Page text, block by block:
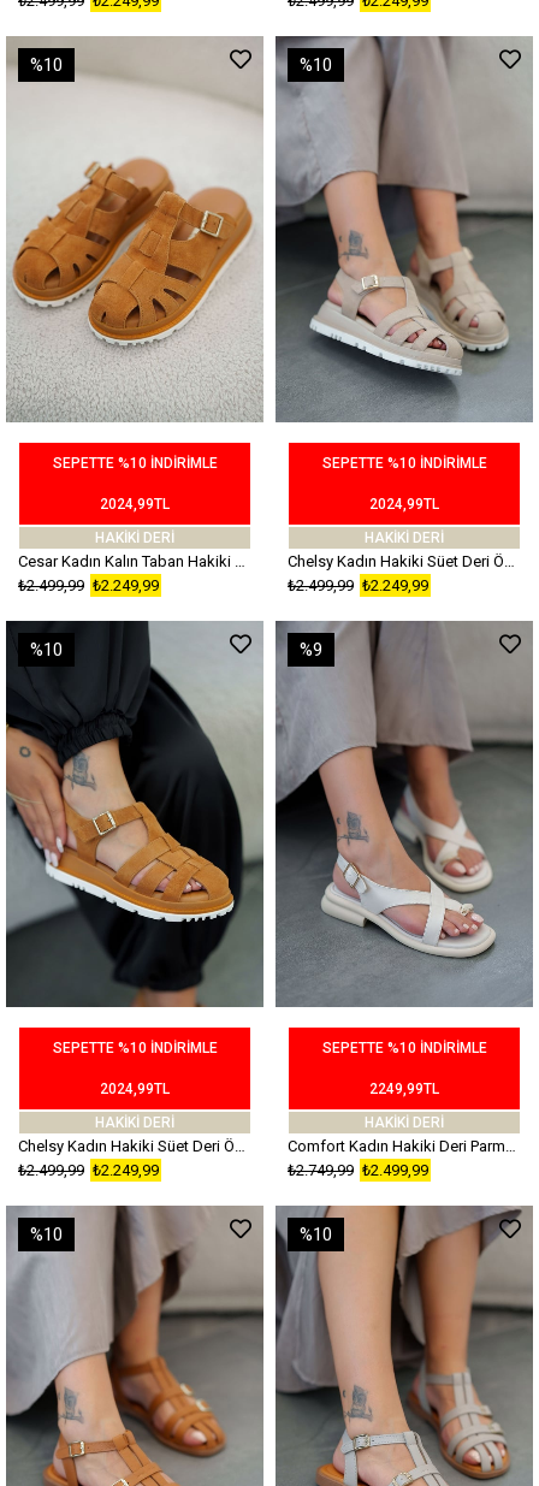
SEPETTE %10 İNDİRİMLE
2024,99TL
HAKİKİ DERİ
Cesar Kadın Kalın Taban Hakiki Süet Deri Terlik Taba
₺2.249,99
₺2.499,99
%10
SEPETTE %10 İNDİRİMLE
2024,99TL
HAKİKİ DERİ
Chelsy Kadın Hakiki Süet Deri Önü Kapalı Sandalet Bej
₺2.249,99
₺2.499,99
%10
SEPETTE %10 İNDİRİMLE
2024,99TL
HAKİKİ DERİ
Chelsy Kadın Hakiki Süet Deri Önü Kapalı Sandalet Taba
₺2.249,99
₺2.499,99
%10
SEPETTE %10 İNDİRİMLE
2249,99TL
HAKİKİ DERİ
Comfort Kadın Hakiki Deri Parmak Arası Sandalet Ekru
₺2.499,99
₺2.749,99
%9
%10 %10